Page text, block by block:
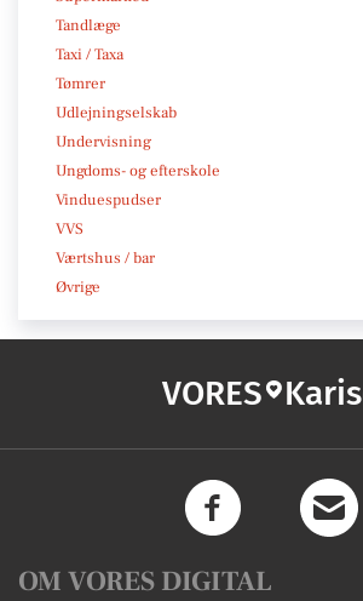
Tandlæge
Taxi / Taxa
Tømrer
Udlejningselskab
Undervisning
Ungdoms- og efterskole
Vinduespudser
VVS
Værtshus / bar
Øvrige
VORES
OM VORES DIGITAL